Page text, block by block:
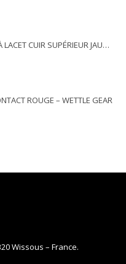
GANTS DE BOXE PRO À LACET CUIR SUPÉRIEUR JAUNE FLUO - WETTLE GEAR
ROUGE – WETTLE GEAR
Wissous – France.